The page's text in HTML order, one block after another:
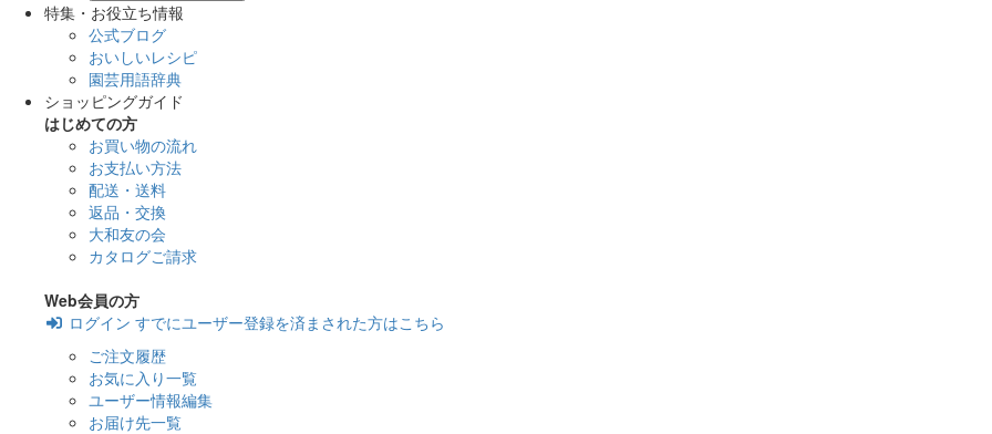
特集・お役立ち情報
公式ブログ
おいしいレシピ
園芸用語辞典
ショッピングガイド
はじめての方
お買い物の流れ
お支払い方法
配送・送料
返品・交換
大和友の会
カタログご請求
Web会員の方
ログイン すでにユーザー登録を済まされた方はこちら
ご注文履歴
お気に入り一覧
ユーザー情報編集
お届け先一覧